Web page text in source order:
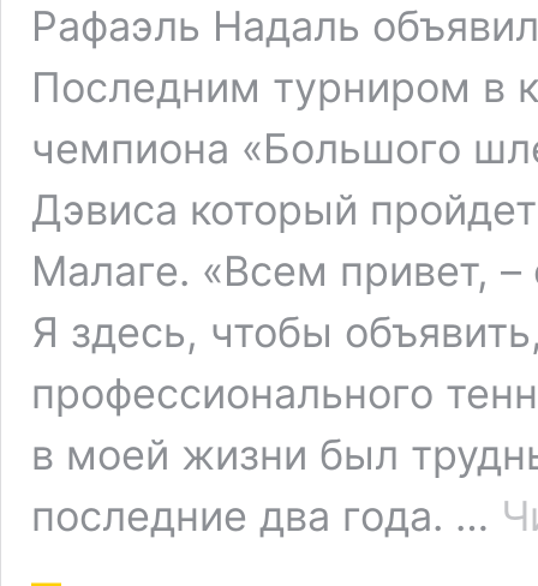
Рафаэль Надаль
Последним турниром в
чемпиона «Большого
Дэвиса который
Малаге. «Всем привет,
Я здесь, чтобы
профессионального
в моей жизни был
последние два года. …